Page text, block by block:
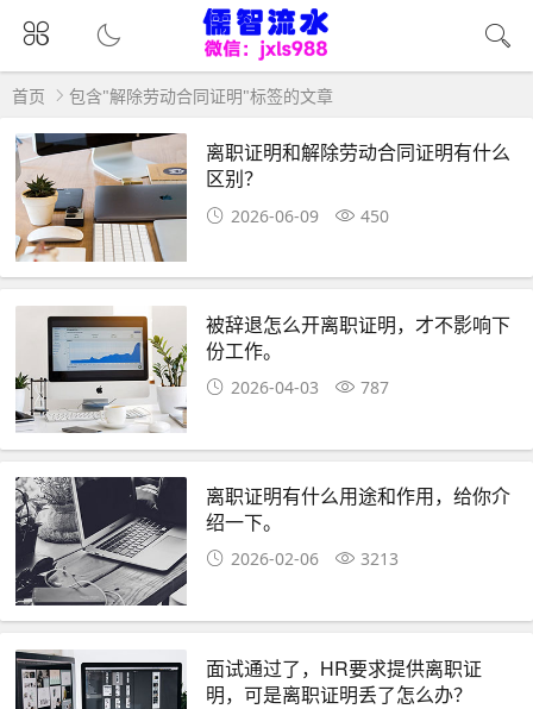
首页 包含"解除劳动合同证明"标签的文章
离职证明和解除劳动合同证明有什么
区别？
2026-06-09 450
被辞退怎么开离职证明，才不影响下
份工作。
2026-04-03 787
离职证明有什么用途和作用，给你介
绍一下。
2026-02-06 3213
面试通过了，HR要求提供离职证
明，可是离职证明丢了怎么办？